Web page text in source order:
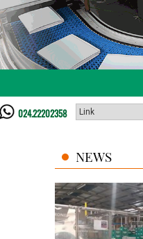
024.22202358
NEWS